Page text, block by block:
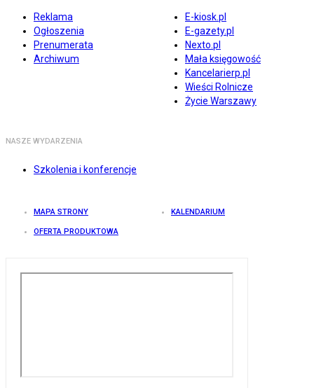
Reklama
Ogłoszenia
Prenumerata
Archiwum
E-kiosk.pl
E-gazety.pl
Nexto.pl
Mała księgowość
Kancelarierp.pl
Wieści Rolnicze
Życie Warszawy
NASZE WYDARZENIA
Szkolenia i konferencje
MAPA STRONY KALENDARIUM
OFERTA PRODUKTOWA